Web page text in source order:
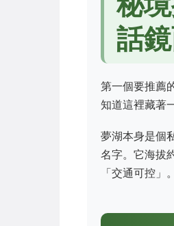
話
第一個要推薦
知道這裡藏著
夢湖本身是個
名字。它海拔
「交通可控